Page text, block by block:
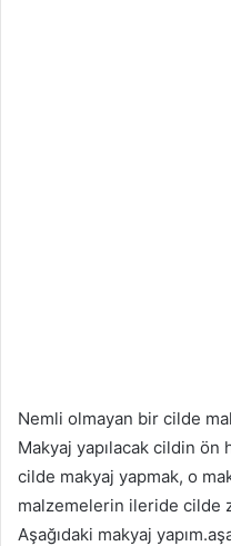
Nemli olmayan bir cilde
Makyaj yapılacak cildin ön
cilde makyaj yapmak, o
malzemelerin ileride cilde
Aşağıdaki makyaj